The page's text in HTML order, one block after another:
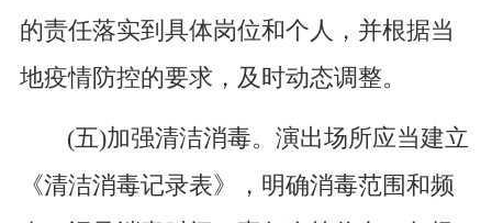
的责任落实到具体岗位和个人，并根据当
地疫情防控的要求，及时动态调整。
(五)加强清洁消毒。演出场所应当建立
《清洁消毒记录表》，明确消毒范围和频